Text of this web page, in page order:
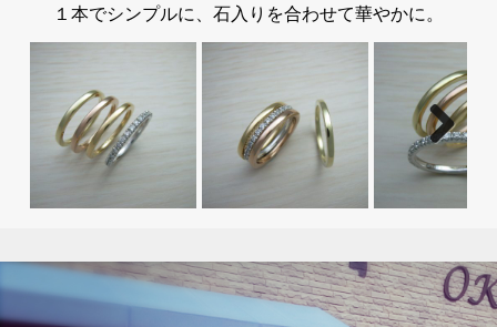
１本でシンプルに、石入りを合わせて華やかに。